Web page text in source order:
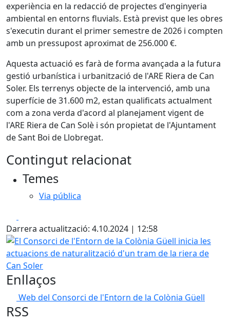
experiència en la redacció de projectes d'enginyeria
ambiental en entorns fluvials. Està previst que les obres
s'executin durant el primer semestre de 2026 i compten
amb un pressupost aproximat de 256.000 €.
Aquesta actuació es farà de forma avançada a la futura
gestió urbanística i urbanització de l'ARE Riera de Can
Soler. Els terrenys objecte de la intervenció, amb una
superfície de 31.600 m2, estan qualificats actualment
com a zona verda d'acord al planejament vigent de
l'ARE Riera de Can Solè i són propietat de l'Ajuntament
de Sant Boi de Llobregat.
Contingut relacionat
Temes
Via pública
Darrera actualització: 4.10.2024 | 12:58
El Consorci de l'Entorn de la Colònia Güell inicia les
Enllaços
Web del Consorci de l'Entorn de la Colònia Güell
RSS